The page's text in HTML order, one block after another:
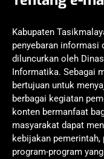
Kabupaten
penyebaran informasi
diluncurkan oleh
Informatika. Sebagai
bertujuan untuk
berbagai kegiatan
konten bermanfaat
masyarakat dapat
kebijakan pemerintah,
program-program